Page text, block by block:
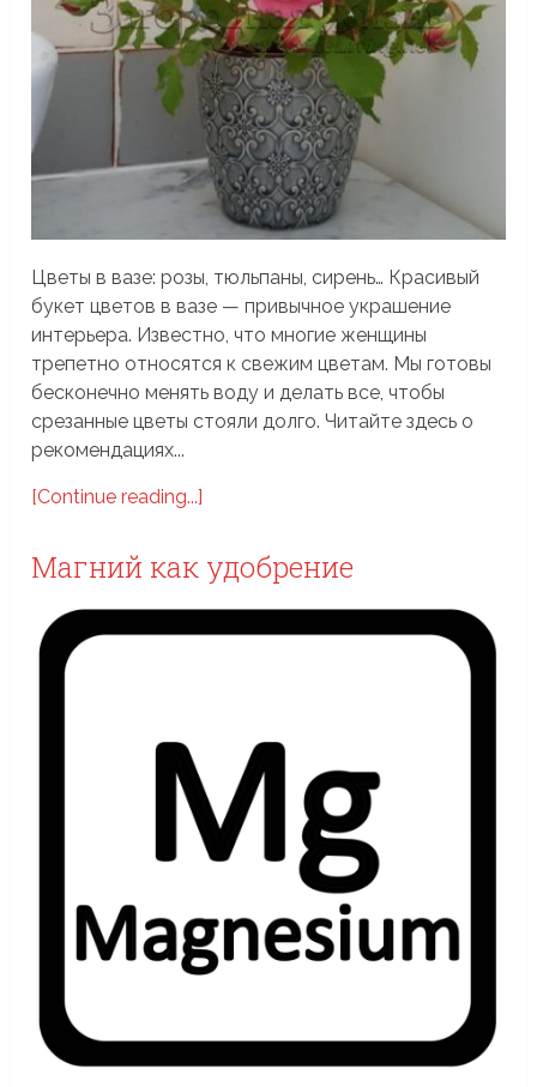
Цветы в вазе: розы, тюльпаны, сирень… Красивый
букет цветов в вазе — привычное украшение
интерьера. Известно, что многие женщины
трепетно относятся к свежим цветам. Мы готовы
бесконечно менять воду и делать все, чтобы
срезанные цветы стояли долго. Читайте здесь о
рекомендациях...
[Continue reading...]
Магний как удобрение